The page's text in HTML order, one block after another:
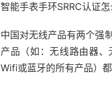
智能手表手环SRRC认证
中国对无线产品有两个强
产品（如：无线路由器
Wifi或蓝牙的所有产品）